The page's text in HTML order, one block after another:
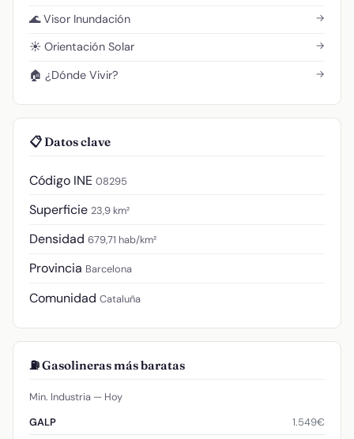
🌊 Visor Inundación →
☀️ Orientación Solar →
🏠 ¿Dónde Vivir? →
📋 Datos clave
Código INE 08295
Superficie 23,9 km²
Densidad 679,71 hab/km²
Provincia Barcelona
Comunidad Cataluña
⛽ Gasolineras más baratas
Min. Industria — Hoy
GALP
1.549€